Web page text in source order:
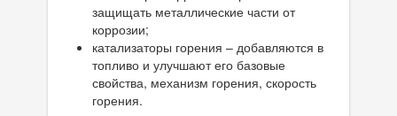
защищать металлические части от
коррозии;
катализаторы горения – добавляются в
топливо и улучшают его базовые
свойства, механизм горения, скорость
горения.